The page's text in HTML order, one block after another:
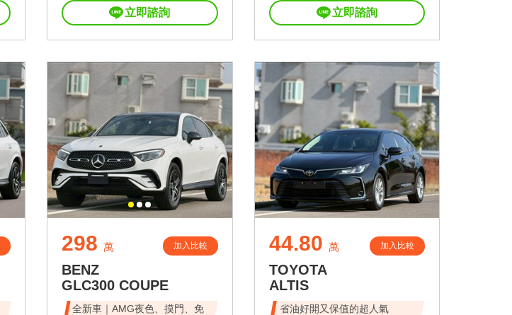
立即諮詢 立即諮詢
298 萬 加入比較
BENZ
GLC300 COUPE
全新車｜AMG夜色、摸門、免
44.80 萬 加入比較
TOYOTA
ALTIS
省油好開又保值的超人氣